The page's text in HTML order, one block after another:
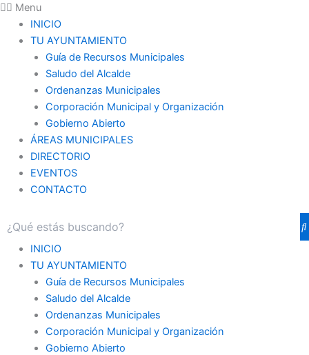
Menu
INICIO
TU AYUNTAMIENTO
Guía de Recursos Municipales
Saludo del Alcalde
Ordenanzas Municipales
Corporación Municipal y Organización
Gobierno Abierto
ÁREAS MUNICIPALES
DIRECTORIO
EVENTOS
CONTACTO
INICIO
TU AYUNTAMIENTO
Guía de Recursos Municipales
Saludo del Alcalde
Ordenanzas Municipales
Corporación Municipal y Organización
Gobierno Abierto